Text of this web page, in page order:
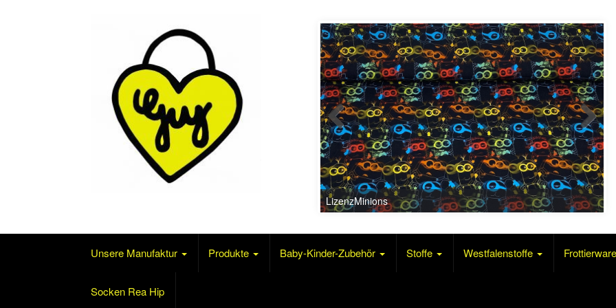
Unsere Manufaktur Produkte Baby-Kinder-Zubehör Stoffe Westfalenstoffe
Socken Rea Hip